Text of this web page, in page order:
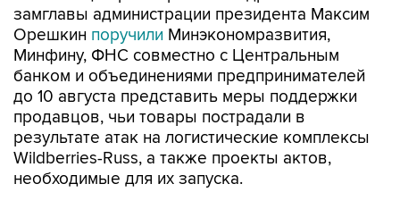
Минфину, ФНС совместно с Центральным
банком и объединениями предпринимателей
до 10 августа представить меры поддержки
продавцов, чьи товары пострадали в
результате атак на логистические комплексы
Wildberries-Russ, а также проекты актов,
необходимые для их запуска.
Глава Минэкономразвития Максим Решетников